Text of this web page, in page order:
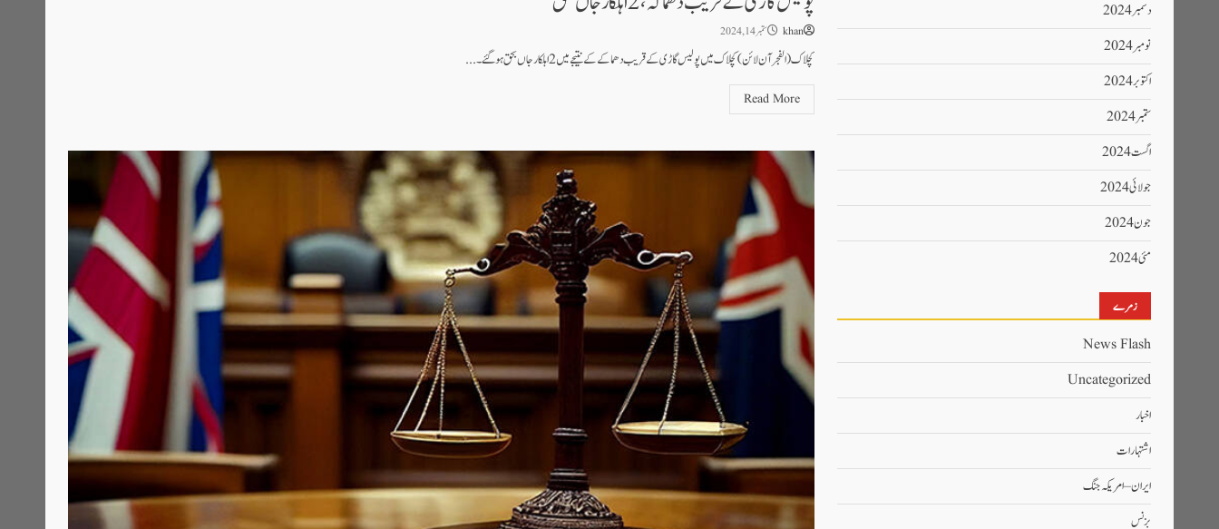
khan ستمبر 14, 2024
کچلاک (الفجرآن لائن)کچلاک میں پولیس گاڑی کے قریب دھماکے کے نتیجے میں 2 اہلکار جاں بحق ہوگئے۔...
Read More
دسمبر 2024
نومبر 2024
اکتوبر 2024
ستمبر 2024
اگست 2024
جولائی 2024
جون 2024
مئی 2024
زمرے
News Flash
Uncategorized
اخبار
اشتہارات
ایران – امریکہ جنگ
بزنس